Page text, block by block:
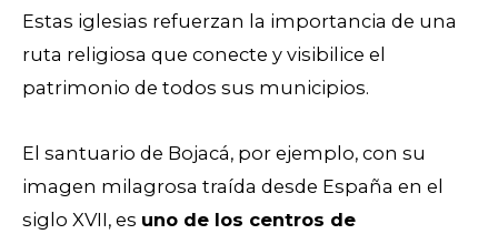
Estas iglesias refuerzan la importancia de una
ruta religiosa que conecte y visibilice el
patrimonio de todos sus municipios.
El santuario de Bojacá, por ejemplo, con su
imagen milagrosa traída desde España en el
siglo XVII, es uno de los centros de